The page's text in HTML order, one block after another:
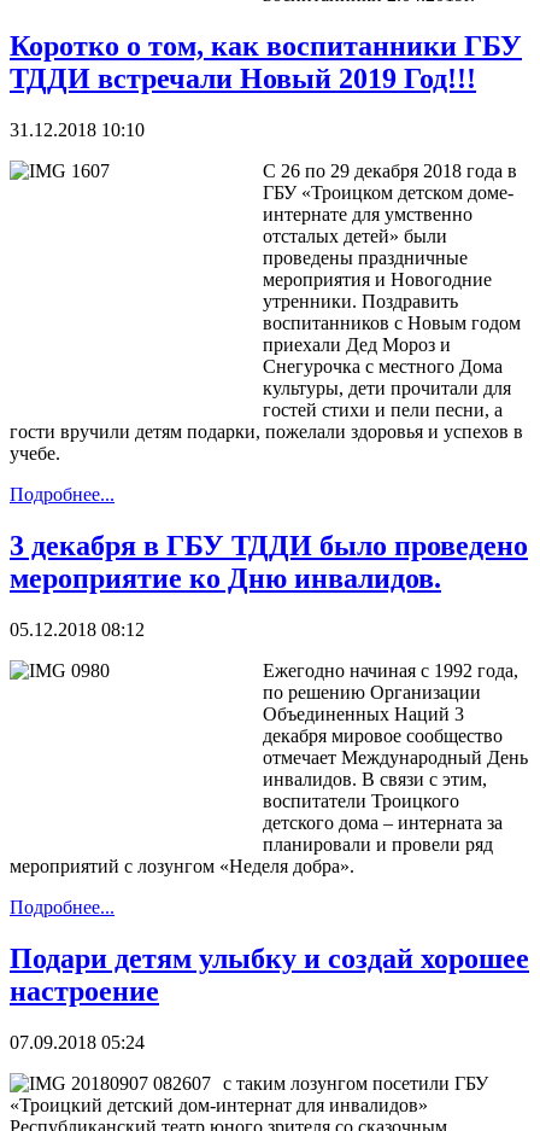
Коротко о том, как воспитанники ГБУ
ТДДИ встречали Новый 2019 Год!!!
31.12.2018 10:10
С 26 по 29 декабря 2018 года в
ГБУ «Троицком детском доме-
интернате для умственно
отсталых детей» были
проведены праздничные
мероприятия и Новогодние
утренники. Поздравить
воспитанников с Новым годом
приехали Дед Мороз и
Снегурочка с местного Дома
культуры, дети прочитали для
гостей стихи и пели песни, а
гости вручили детям подарки, пожелали здоровья и успехов в
учебе.
Подробнее...
3 декабря в ГБУ ТДДИ было проведено
мероприятие ко Дню инвалидов.
05.12.2018 08:12
Ежегодно начиная с 1992 года,
по решению Организации
Объединенных Наций 3
декабря мировое сообщество
отмечает Международный День
инвалидов. В связи с этим,
воспитатели Троицкого
детского дома – интерната за
планировали и провели ряд
мероприятий с лозунгом «Неделя добра».
Подробнее...
Подари детям улыбку и создай хорошее
на­строение
07.09.2018 05:24
с таким лозунгом посетили ГБУ
«Троицкий детский дом-интернат для инвалидов»
Республиканский театр юного зрителя со сказочным